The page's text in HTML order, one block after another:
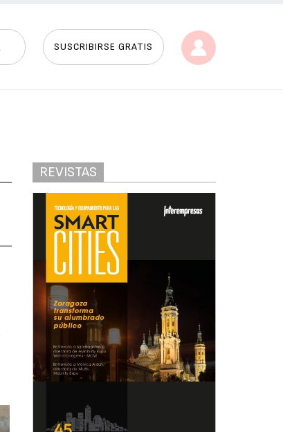
SUSCRIBIRSE GRATIS
REVISTAS